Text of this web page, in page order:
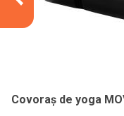
Covoraș de yoga